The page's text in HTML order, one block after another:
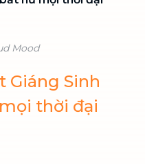
Mood
Giáng Sinh
thời đại